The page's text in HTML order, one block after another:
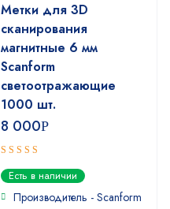
Метки для 3D
сканирования
магнитные 6 мм
Scanform
светоотражающие
1000 шт.
8 000Р
5out of 5
Есть в наличии
Производитель - Scanform